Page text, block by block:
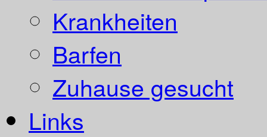
Krankheiten
Barfen
Zuhause gesucht
Links